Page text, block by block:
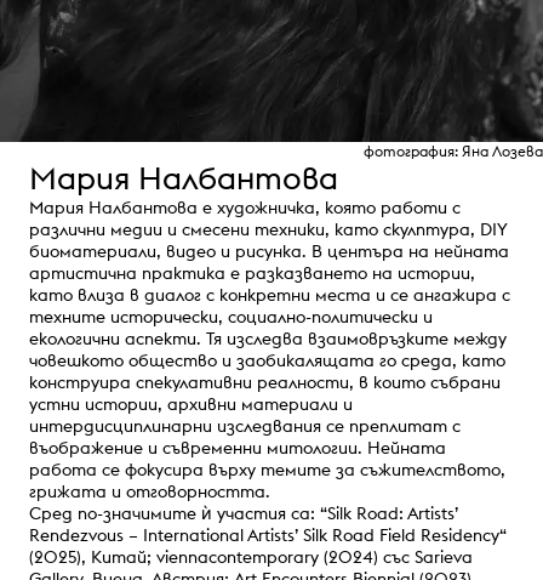
фотография: Яна Лозева
Мария Налбантова
Мария Налбантова е художничка, която работи с
различни медии и смесени техники, като скулптура, DIY
биоматериали, видео и рисунка. В центъра на нейната
артистична практика е разказването на истории,
като влиза в диалог с конкретни места и се ангажира с
техните исторически, социално-политически и
екологични аспекти. Тя изследва взаимовръзките между
човешкото общество и заобикалящата го среда, като
конструира спекулативни реалности, в които събрани
устни истории, архивни материали и
интердисциплинарни изследвания се преплитат с
въображение и съвременни митологии. Нейната
работа се фокусира върху темите за съжителството,
грижата и отговорността.
Сред по-значимите ѝ участия са: “Silk Road: Artists’
Rendezvous – International Artists’ Silk Road Field Residency“
(2025), Китай; viennacontemporary (2024) със Sarieva